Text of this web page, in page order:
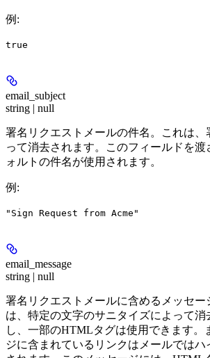
例 :
true
email_subject
string | null
署名リクエストメールの件名。これは、
って消去されます。このフィールドを渡
ォルトの件名が使用されます。
例 :
"Sign Request from Acme"
email_message
string | null
署名リクエストメールに含めるメッセー
は、特定の文字のサニタイズによって消
し、一部のHTMLタグは使用できます。
ジに含まれているリンクはメールではハ